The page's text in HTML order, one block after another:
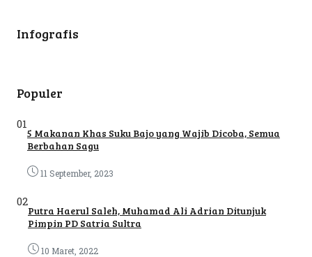
Infografis
Populer
01
5 Makanan Khas Suku Bajo yang Wajib Dicoba, Semua
Berbahan Sagu
11 September, 2023
02
Putra Haerul Saleh, Muhamad Ali Adrian Ditunjuk
Pimpin PD Satria Sultra
10 Maret, 2022